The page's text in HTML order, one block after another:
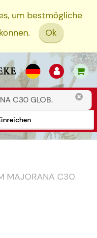
um bestmögliche
Ok
MAJORANA C30